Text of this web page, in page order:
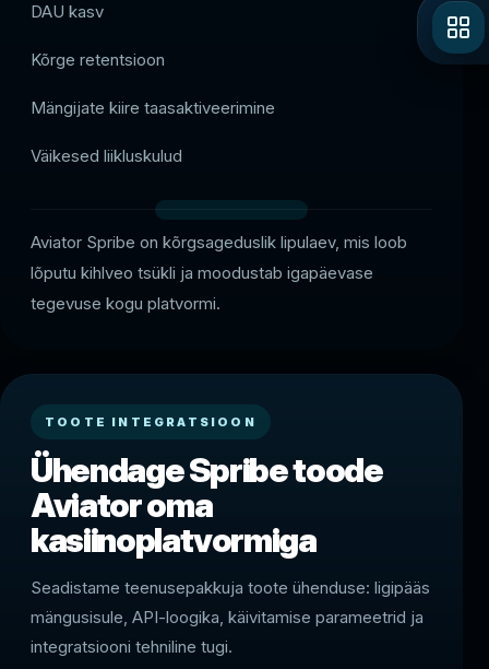
DAU kasv
Kõrge retentsioon
Mängijate kiire taasaktiveerimine
Väikesed liikluskulud
Aviator Spribe on kõrgsageduslik lipulaev, mis loob
lõputu kihlveo tsükli ja moodustab igapäevase
tegevuse kogu platvormi.
TOOTE INTEGRATSIOON
Ühendage Spribe toode
Aviator oma
kasiinoplatvormiga
Seadistame teenusepakkuja toote ühenduse: ligipääs
mängusisule, API-loogika, käivitamise parameetrid ja
integratsiooni tehniline tugi.